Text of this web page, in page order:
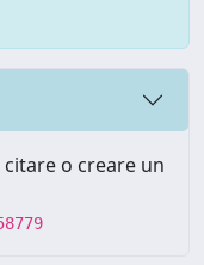
o creare un